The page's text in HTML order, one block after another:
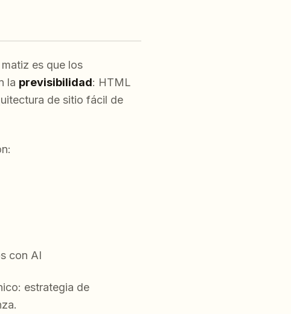
es que los
la previsibilidad: HTML
de sitio fácil de
con AI
estrategia de